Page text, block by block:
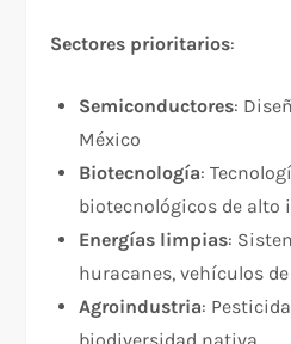
Sectores prioritarios:​
Semiconductores:
México
Biotecnología:
biotecnológicos de alto
Energías limpias:
huracanes, vehículos
Agroindustria: